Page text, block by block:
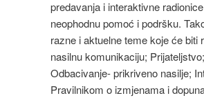
predavanja i interaktivne
neophodnu pomoć i podršku.
razne i aktuelne teme koje će
nasilnu komunikaciju;
Odbacivanje- prikriveno nasilje;
Pravilnikom o izmjenama i